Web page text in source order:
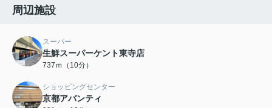
周辺施設
スーパー
生鮮スーパーケント東寺店
737ｍ（10分）
ショッピングセンター
京都アバンティ